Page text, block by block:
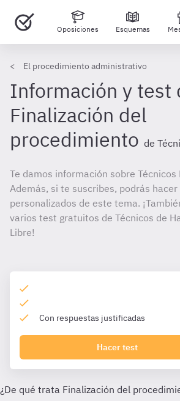
Oposiciones Esquemas
El procedimiento administrativo
Información y test
Finalización del
procedimiento de
Te damos información sobre Técnicos
Además, si te suscribes, podrás
personalizados de este tema.
varios test gratuitos de Técnicos de
Libre!
Con respuestas justificadas
Hacer test